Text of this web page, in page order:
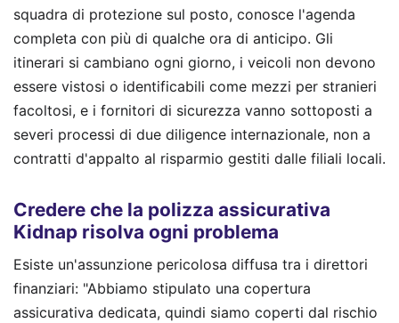
squadra di protezione sul posto, conosce l'agenda
completa con più di qualche ora di anticipo. Gli
itinerari si cambiano ogni giorno, i veicoli non devono
essere vistosi o identificabili come mezzi per stranieri
facoltosi, e i fornitori di sicurezza vanno sottoposti a
severi processi di due diligence internazionale, non a
contratti d'appalto al risparmio gestiti dalle filiali locali.
Credere che la polizza assicurativa
Kidnap risolva ogni problema
Esiste un'assunzione pericolosa diffusa tra i direttori
finanziari: "Abbiamo stipulato una copertura
assicurativa dedicata, quindi siamo coperti dal rischio